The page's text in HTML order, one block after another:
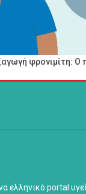
φρονιμίτη: Ο
ελληνικό portal